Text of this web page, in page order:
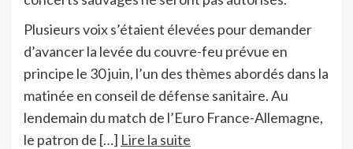
Plusieurs voix s’étaient élevées pour demander
d’avancer la levée du couvre-feu prévue en
principe le 30 juin, l’un des thèmes abordés dans la
matinée en conseil de défense sanitaire. Au
lendemain du match de l’Euro France-Allemagne,
le patron de […] Lire la suite